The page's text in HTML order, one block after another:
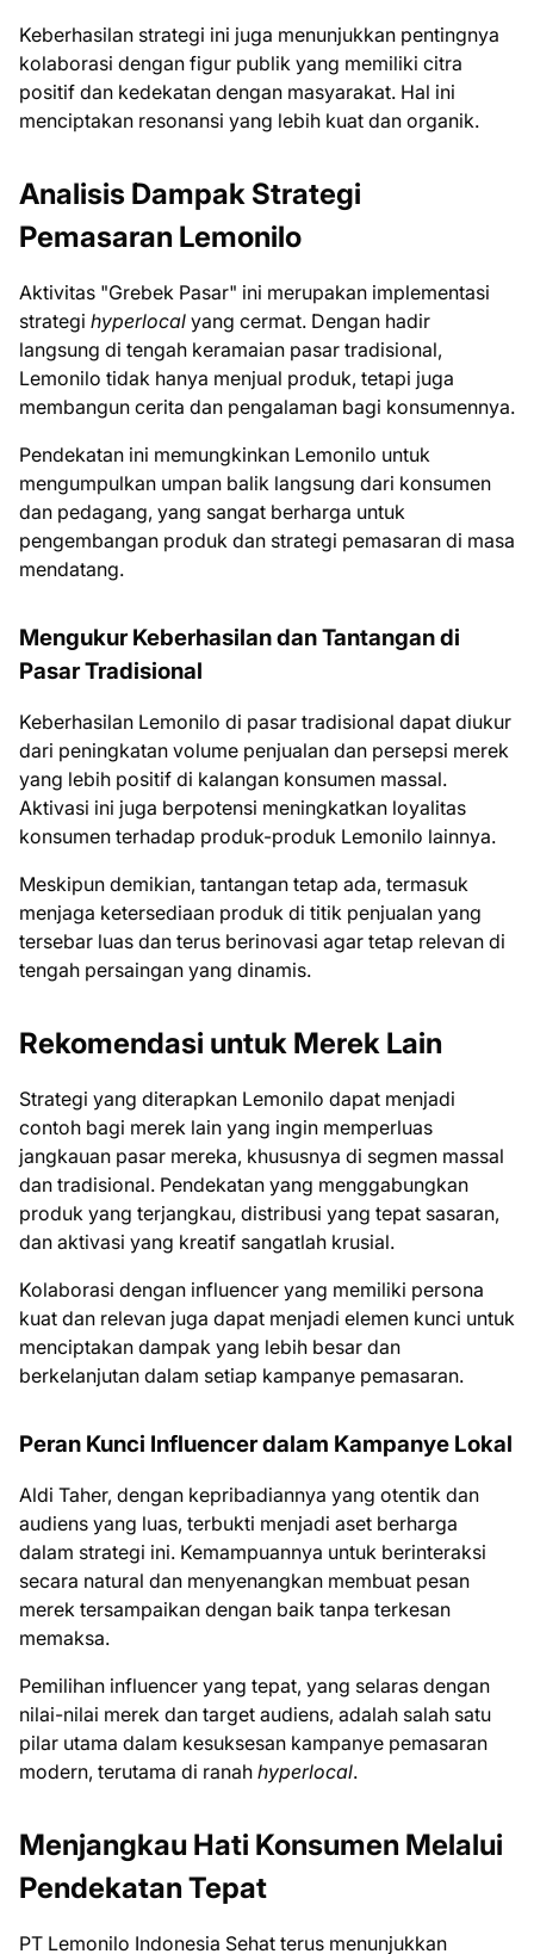
Keberhasilan strategi ini juga menunjukkan pentingnya
kolaborasi dengan figur publik yang memiliki citra
positif dan kedekatan dengan masyarakat. Hal ini
menciptakan resonansi yang lebih kuat dan organik.
Analisis Dampak Strategi
Pemasaran Lemonilo
Aktivitas "Grebek Pasar" ini merupakan implementasi
strategi hyperlocal yang cermat. Dengan hadir
langsung di tengah keramaian pasar tradisional,
Lemonilo tidak hanya menjual produk, tetapi juga
membangun cerita dan pengalaman bagi konsumennya.
Pendekatan ini memungkinkan Lemonilo untuk
mengumpulkan umpan balik langsung dari konsumen
dan pedagang, yang sangat berharga untuk
pengembangan produk dan strategi pemasaran di masa
mendatang.
Mengukur Keberhasilan dan Tantangan di
Pasar Tradisional
Keberhasilan Lemonilo di pasar tradisional dapat diukur
dari peningkatan volume penjualan dan persepsi merek
yang lebih positif di kalangan konsumen massal.
Aktivasi ini juga berpotensi meningkatkan loyalitas
konsumen terhadap produk-produk Lemonilo lainnya.
Meskipun demikian, tantangan tetap ada, termasuk
menjaga ketersediaan produk di titik penjualan yang
tersebar luas dan terus berinovasi agar tetap relevan di
tengah persaingan yang dinamis.
Rekomendasi untuk Merek Lain
Strategi yang diterapkan Lemonilo dapat menjadi
contoh bagi merek lain yang ingin memperluas
jangkauan pasar mereka, khususnya di segmen massal
dan tradisional. Pendekatan yang menggabungkan
produk yang terjangkau, distribusi yang tepat sasaran,
dan aktivasi yang kreatif sangatlah krusial.
Kolaborasi dengan influencer yang memiliki persona
kuat dan relevan juga dapat menjadi elemen kunci untuk
menciptakan dampak yang lebih besar dan
berkelanjutan dalam setiap kampanye pemasaran.
Peran Kunci Influencer dalam Kampanye Lokal
Aldi Taher, dengan kepribadiannya yang otentik dan
audiens yang luas, terbukti menjadi aset berharga
dalam strategi ini. Kemampuannya untuk berinteraksi
secara natural dan menyenangkan membuat pesan
merek tersampaikan dengan baik tanpa terkesan
memaksa.
Pemilihan influencer yang tepat, yang selaras dengan
nilai-nilai merek dan target audiens, adalah salah satu
pilar utama dalam kesuksesan kampanye pemasaran
modern, terutama di ranah hyperlocal.
Menjangkau Hati Konsumen Melalui
Pendekatan Tepat
PT Lemonilo Indonesia Sehat terus menunjukkan